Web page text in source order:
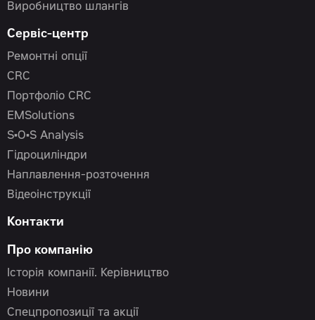
Виробництво шлангів
Сервіс-центр
Ремонтні опції
CRC
Портфоліо CRC
EMSolutions
S•O•S Analysis
Гідроциліндри
Наплавлення-розточення
Відеоінструкції
Контакти
Про компанію
Історія компанії. Керівництво
Новини
Спецпропозиції та акції